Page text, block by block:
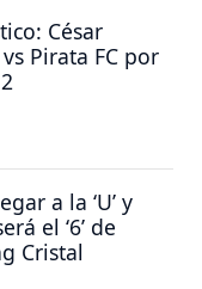
César
Pirata FC por
a la ‘U’ y
el ‘6’ de
Cristal